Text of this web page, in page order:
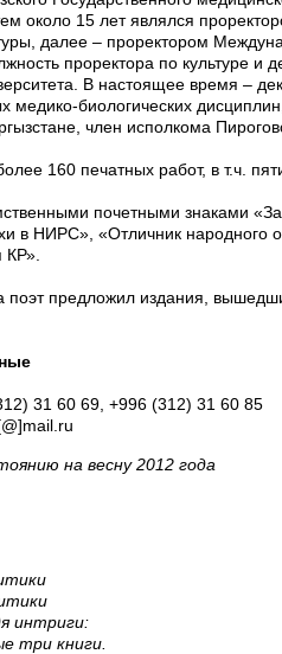
около 15 лет являлся
далее – проректором
проректора по культуре и
В настоящее время –
медико-биологических
член исполкома
160 печатных работ, в т.ч.
почетными знаками
в НИРС», «Отличник народного
КР».
поэт предложил издания,
31 60 69, +996 (312) 31 60 85
на весну 2012 года
интриги:
три книги.